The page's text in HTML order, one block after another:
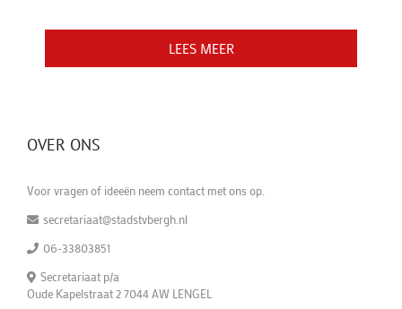
LEES MEER
LEES MEER
OVER ONS
Voor vragen of ideeën neem contact met ons op.
secretariaat@stadstvbergh.nl
06-33803851
Secretariaat p/a
Oude Kapelstraat 2 7044 AW LENGEL